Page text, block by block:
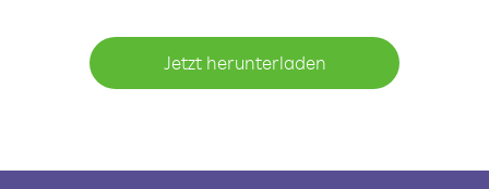
Jetzt herunterladen